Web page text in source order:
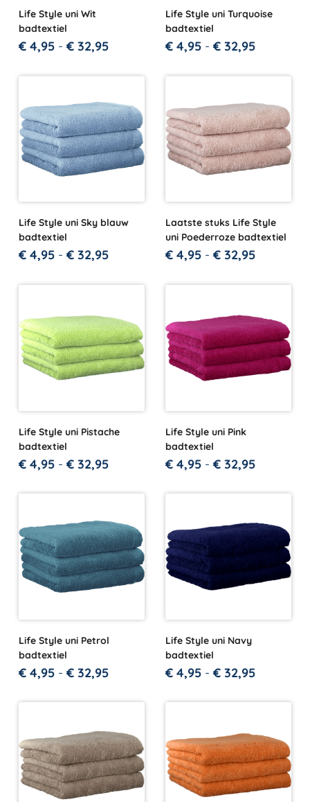
Life Style uni Wit
badtextiel
€ 4,95 - € 32,95
Life Style uni Turquoise
badtextiel
€ 4,95 - € 32,95
Life Style uni Sky blauw
badtextiel
€ 4,95 - € 32,95
Laatste stuks Life Style
uni Poederroze badtextiel
€ 4,95 - € 32,95
Life Style uni Pistache
badtextiel
€ 4,95 - € 32,95
Life Style uni Pink
badtextiel
€ 4,95 - € 32,95
Life Style uni Petrol
badtextiel
€ 4,95 - € 32,95
Life Style uni Navy
badtextiel
€ 4,95 - € 32,95